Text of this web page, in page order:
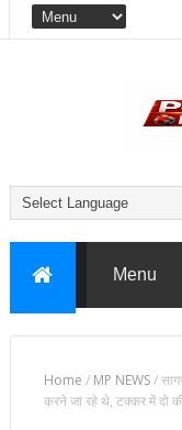
Home / MP NEWS/
करने जा रहे थे, टक्कर में दो